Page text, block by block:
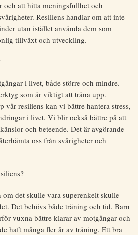
och att hitta meningsfullhet och
Resiliens handlar om att inte
utan istället använda dem som
tillväxt och utveckling.
i livet, både större och mindre.
som är viktigt att träna upp.
vår resiliens kan vi bättre hantera stress,
i livet. Vi blir också bättre på att
och beteende. Det är avgörande
oss från svårigheter och
om det skulle vara superenkelt skulle
Det behövs både träning och tid. Barn
vuxna bättre klarar av motgångar och
haft många fler år av träning. Ett bra